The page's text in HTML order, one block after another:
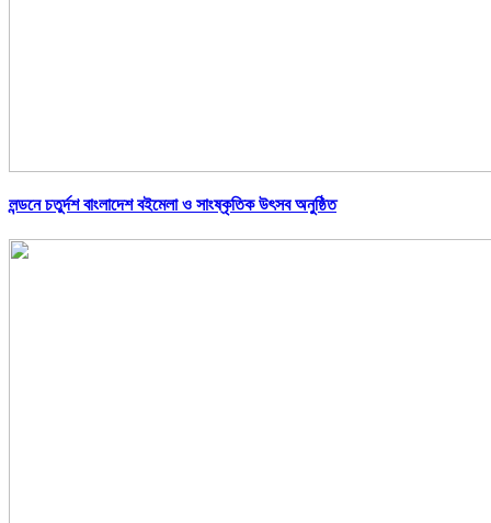
লন্ডনে চতুর্দশ বাংলাদেশ বইমেলা ও সাংষ্কৃতিক উৎসব অনুষ্ঠিত